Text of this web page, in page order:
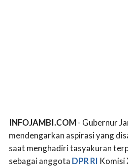
INFOJAMBI.COM- Gubernur
mendengarkan aspirasi yang
saat menghadiri tasyakuran
sebagai anggota DPR RI Komisi